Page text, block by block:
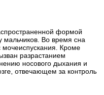
формой
мальчиков. Во время сна
мочеиспускания. Кроме
разрастанием
носового дыхания и
отвечающем за контроль